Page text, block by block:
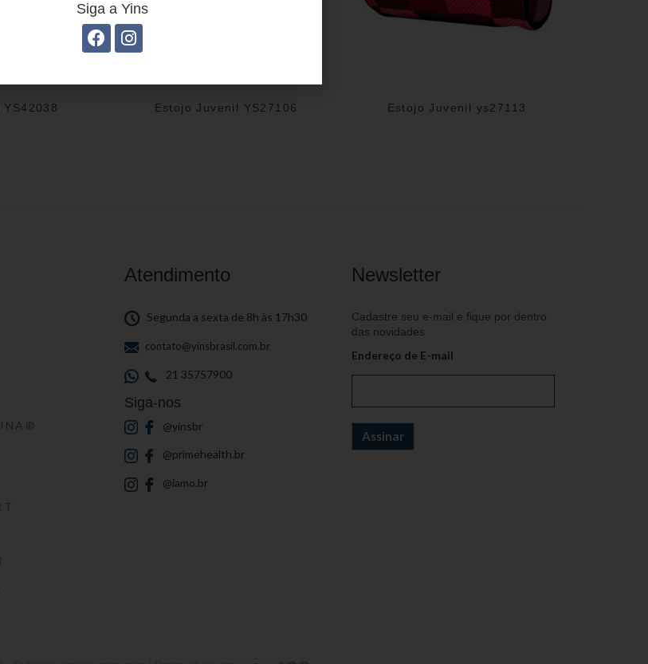
Estojo Juvenil YS27106 Estojo Juvenil ys27113
Atendimento
Segunda a sexta de 8h às 17h30
contato@yinsbrasil.com.br
21 35757900
Siga-nos
@yinsbr
@primehealth.br
@iamo.br
Newsletter
Cadastre seu e-mail e fique por dentro
das novidades
Endereço de E-mail
Siga a Yins